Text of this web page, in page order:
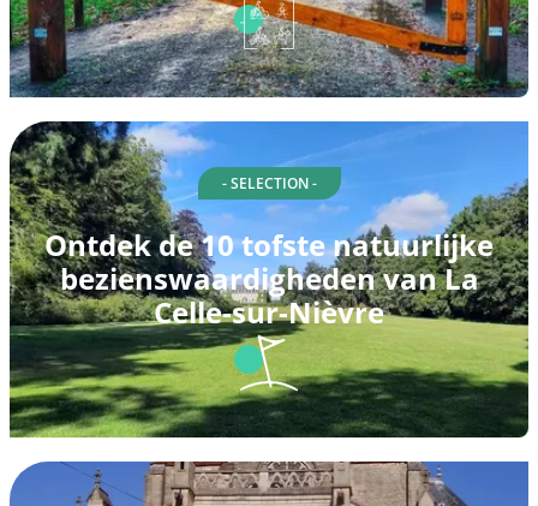
- SELECTION -
Ontdek de 10 tofste natuurlijke
bezienswaardigheden van La
Celle-sur-Nièvre